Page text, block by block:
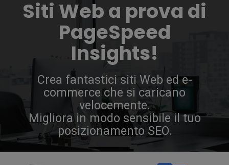
Siti Web a prova di
PageSpeed
Insights!
Crea fantastici siti Web ed e-
commerce che si caricano
velocemente.
Migliora in modo sensibile il tuo
posizionamento SEO.